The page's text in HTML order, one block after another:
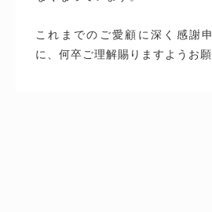
これまでのご愛顧に深く感謝
に、何卒ご理解賜りますようお